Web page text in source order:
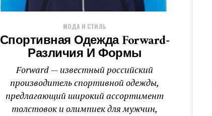
МОДА И СТИЛЬ
Спортивная Одежда Forward-
Различия И Формы
Forward — известный российский
производитель спортивной одежды,
предлагающий широкий ассортимент
толстовок и олимпиек для мужчин,